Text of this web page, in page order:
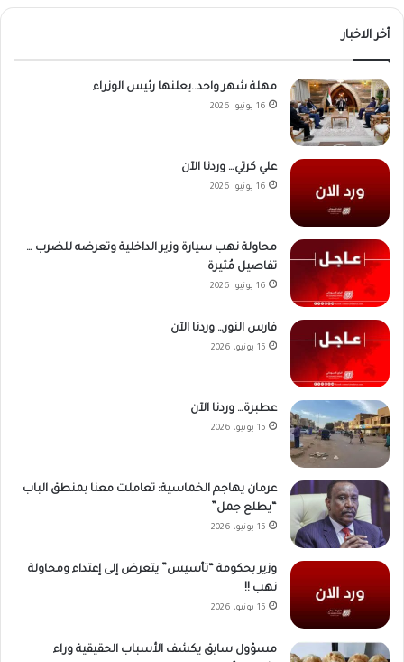
أخر الاخبار
مهلة شهر واحد..يعلنها رئيس الوزراء
16 يونيو، 2026
علي كرتي… وردنا الآن
16 يونيو، 2026
محاولة نهب سيارة وزير الداخلية وتعرضه للضرب …
تفاصيل مُثيرة
16 يونيو، 2026
فارس النور… وردنا الآن
15 يونيو، 2026
عطبرة… وردنا الآن
15 يونيو، 2026
عرمان يهاجم الخماسية: تعاملت معنا بمنطق الباب
“يطلع جمل”
15 يونيو، 2026
وزير بحكومة “تأسيس” يتعرض إلى إعتداء ومحاولة
نهب !!
15 يونيو، 2026
مسؤول سابق يكشف الأسباب الحقيقية وراء